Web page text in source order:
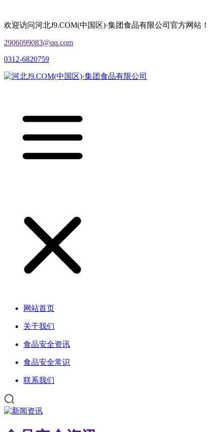
欢迎访问河北J9.COM(中国区)·集团食品有限公司官方网站！
2906099083@qq.com
0312-6820759
网站首页
关于我们
食品安全资讯
食品安全常识
联系我们